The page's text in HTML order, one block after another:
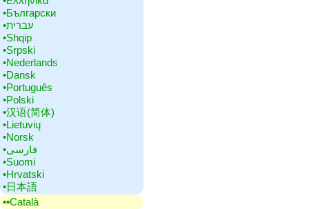
•‎Български
•‎עברית
•‎Shqip
•‎Srpski
•‎Nederlands
•‎Dansk
•‎Português
•‎Polski
•‎汉语(简体)
•‎Lietuvių
•‎Norsk
•‎فارسی
•‎Suomi
•‎Hrvatski
•‎日本語
▪▪‎Català